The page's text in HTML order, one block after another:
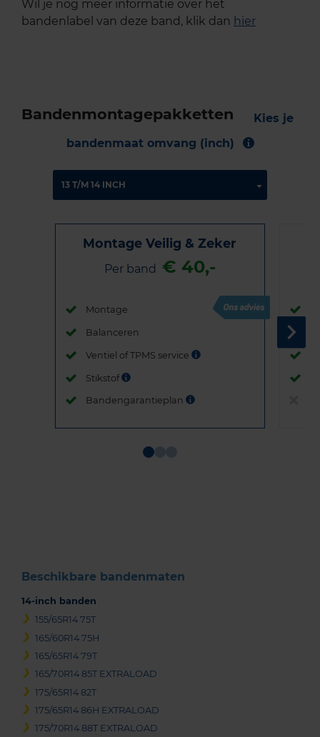
Wil je nog meer informatie over het
bandenlabel van deze band, klik dan hier
Bandenmontagepakketten
Kies je
bandenmaat omvang (inch)
Montage Veilig & Zeker
Per band € 40,-
Montage
Balanceren
Ventiel of TPMS service
Stikstof
Bandengarantieplan
Beschikbare bandenmaten
14-inch banden
155/65R14 75T
165/60R14 75H
165/65R14 79T
165/70R14 85T EXTRALOAD
175/65R14 82T
175/65R14 86H EXTRALOAD
175/70R14 88T EXTRALOAD